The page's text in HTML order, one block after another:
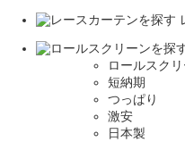
ロールスク
短納期
つっぱり
激安
日本製